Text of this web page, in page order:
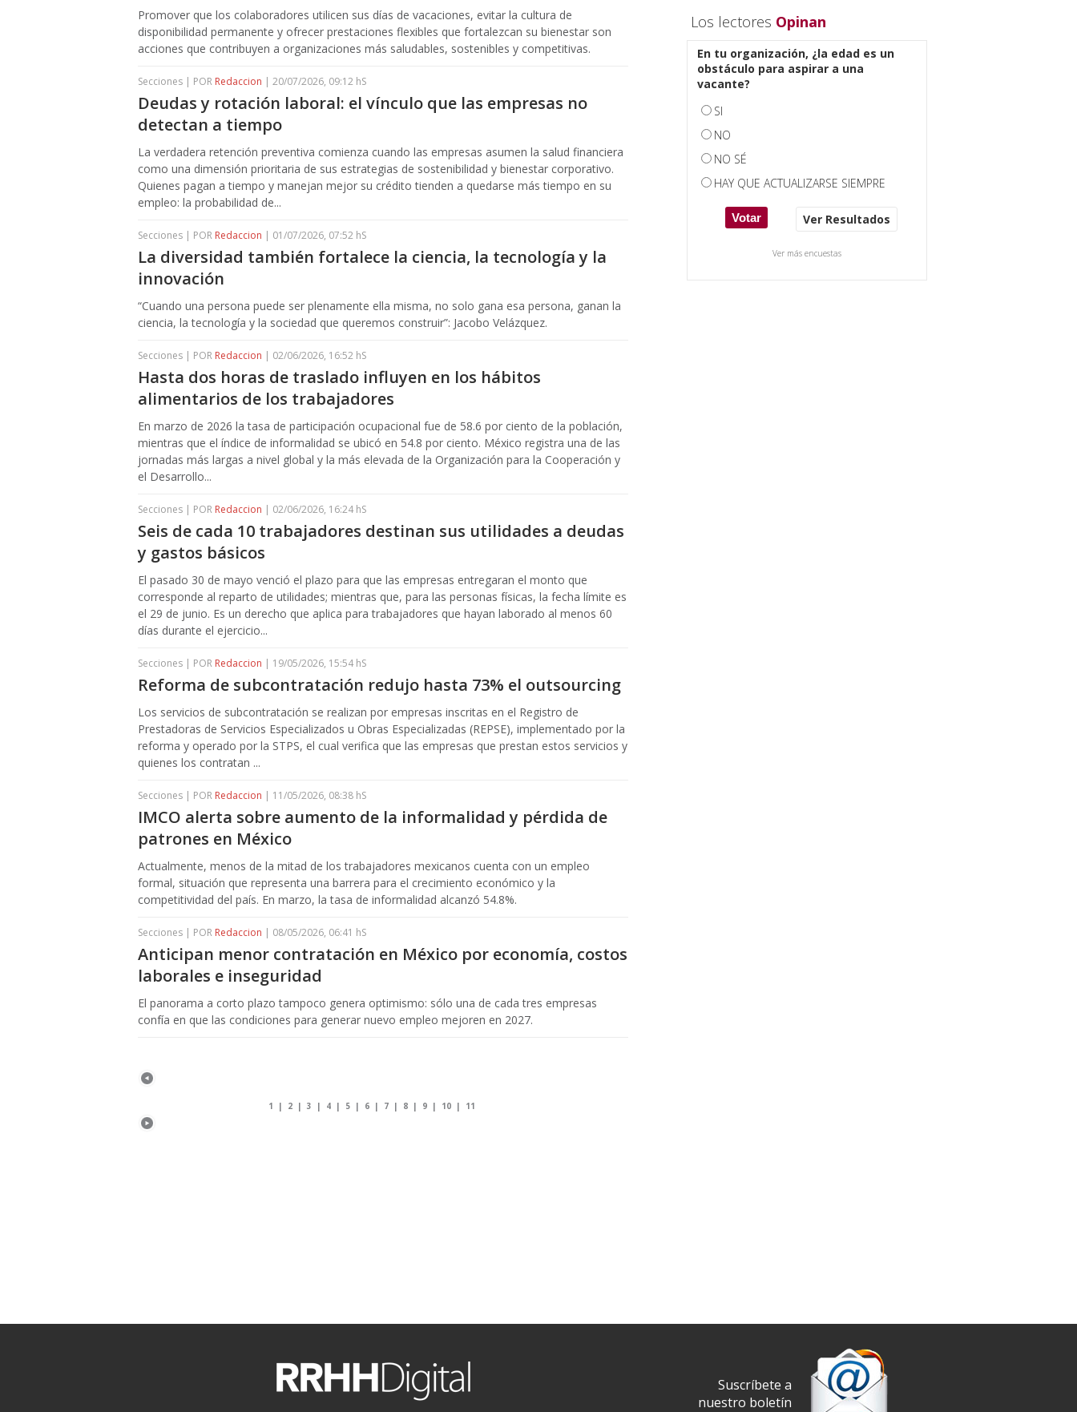
Promover que los colaboradores utilicen sus días de vacaciones, evitar la cultura de
disponibilidad permanente y ofrecer prestaciones flexibles que fortalezcan su bienestar son
acciones que contribuyen a organizaciones más saludables, sostenibles y competitivas.
Secciones | POR Redaccion | 20/07/2026, 09:12 hS
Deudas y rotación laboral: el vínculo que las empresas no
detectan a tiempo
La verdadera retención preventiva comienza cuando las empresas asumen la salud financiera
como una dimensión prioritaria de sus estrategias de sostenibilidad y bienestar corporativo.
Quienes pagan a tiempo y manejan mejor su crédito tienden a quedarse más tiempo en su
empleo: la probabilidad de...
Secciones | POR Redaccion | 01/07/2026, 07:52 hS
La diversidad también fortalece la ciencia, la tecnología y la
innovación
“Cuando una persona puede ser plenamente ella misma, no solo gana esa persona, ganan la
ciencia, la tecnología y la sociedad que queremos construir”: Jacobo Velázquez.
Secciones | POR Redaccion | 02/06/2026, 16:52 hS
Hasta dos horas de traslado influyen en los hábitos
alimentarios de los trabajadores
En marzo de 2026 la tasa de participación ocupacional fue de 58.6 por ciento de la población,
mientras que el índice de informalidad se ubicó en 54.8 por ciento. México registra una de las
jornadas más largas a nivel global y la más elevada de la Organización para la Cooperación y
el Desarrollo...
Secciones | POR Redaccion | 02/06/2026, 16:24 hS
Seis de cada 10 trabajadores destinan sus utilidades a deudas
y gastos básicos
El pasado 30 de mayo venció el plazo para que las empresas entregaran el monto que
corresponde al reparto de utilidades; mientras que, para las personas físicas, la fecha límite es
el 29 de junio. Es un derecho que aplica para trabajadores que hayan laborado al menos 60
días durante el ejercicio...
Secciones | POR Redaccion | 19/05/2026, 15:54 hS
Reforma de subcontratación redujo hasta 73% el outsourcing
Los servicios de subcontratación se realizan por empresas inscritas en el Registro de
Prestadoras de Servicios Especializados u Obras Especializadas (REPSE), implementado por la
reforma y operado por la STPS, el cual verifica que las empresas que prestan estos servicios y
quienes los contratan ...
Secciones | POR Redaccion | 11/05/2026, 08:38 hS
IMCO alerta sobre aumento de la informalidad y pérdida de
patrones en México
Actualmente, menos de la mitad de los trabajadores mexicanos cuenta con un empleo
formal, situación que representa una barrera para el crecimiento económico y la
competitividad del país. En marzo, la tasa de informalidad alcanzó 54.8%.
Secciones | POR Redaccion | 08/05/2026, 06:41 hS
Anticipan menor contratación en México por economía, costos
laborales e inseguridad
El panorama a corto plazo tampoco genera optimismo: sólo una de cada tres empresas
confía en que las condiciones para generar nuevo empleo mejoren en 2027.
1 | 2 | 3 | 4 | 5 | 6 | 7 | 8 | 9 | 10 | 11
Los lectores Opinan
En tu organización, ¿la edad es un
obstáculo para aspirar a una
vacante?
SI
NO
NO SÉ
HAY QUE ACTUALIZARSE SIEMPRE
Ver Resultados
Ver más encuestas
Suscríbete a
nuestro boletín